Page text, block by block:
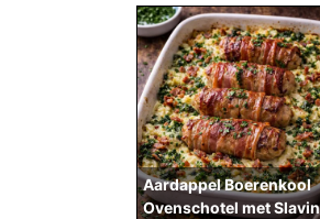
Aardappel Boerenkool
Ovenschotel met